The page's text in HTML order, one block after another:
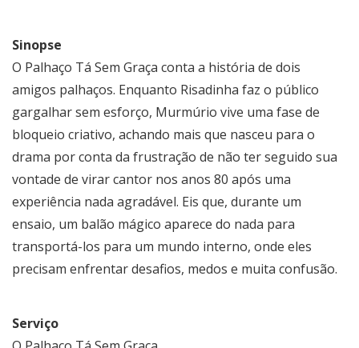
Sinopse
O Palhaço Tá Sem Graça conta a história de dois
amigos palhaços. Enquanto Risadinha faz o público
gargalhar sem esforço, Murmúrio vive uma fase de
bloqueio criativo, achando mais que nasceu para o
drama por conta da frustração de não ter seguido sua
vontade de virar cantor nos anos 80 após uma
experiência nada agradável. Eis que, durante um
ensaio, um balão mágico aparece do nada para
transportá-los para um mundo interno, onde eles
precisam enfrentar desafios, medos e muita confusão.
Serviço